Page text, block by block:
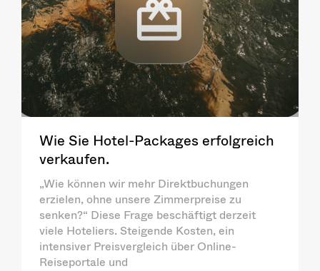
Wie Sie Hotel-Packages erfolgreich
verkaufen.
„Wie können wir mehr Direktbuchungen
erzielen, ohne unsere Zimmerpreise zu
senken?“ Diese Frage beschäftigt derzeit
viele Hoteliers. Steigende Kosten, ein
intensiver Preisvergleich über Online-
Reiseportale und